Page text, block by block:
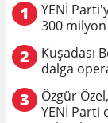
1
YENİ
300 milyon
2
Kuşadası
dalga
3
Özgür
YENİ Parti